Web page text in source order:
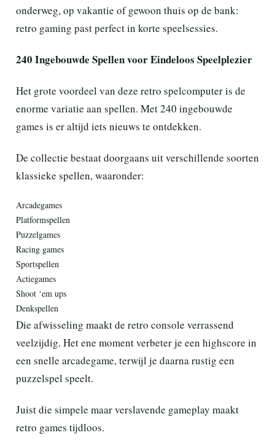
onderweg, op vakantie of gewoon thuis op de bank:
retro gaming past perfect in korte speelsessies.
240 Ingebouwde Spellen voor Eindeloos Speelplezier
Het grote voordeel van deze retro spelcomputer is de
enorme variatie aan spellen. Met 240 ingebouwde
games is er altijd iets nieuws te ontdekken.
De collectie bestaat doorgaans uit verschillende soorten
klassieke spellen, waaronder:
Arcadegames
Platformspellen
Puzzelgames
Racing games
Sportspellen
Actiegames
Shoot ‘em ups
Denkspellen
Die afwisseling maakt de retro console verrassend
veelzijdig. Het ene moment verbeter je een highscore in
een snelle arcadegame, terwijl je daarna rustig een
puzzelspel speelt.
Juist die simpele maar verslavende gameplay maakt
retro games tijdloos.